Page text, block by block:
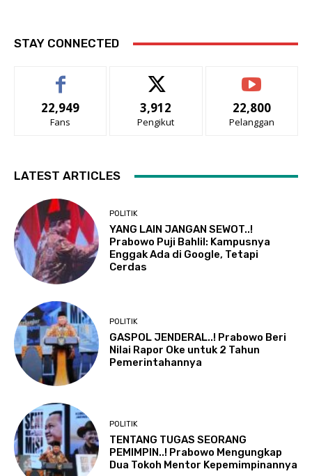
STAY CONNECTED
22,949
Fans
3,912
Pengikut
22,800
Pelanggan
LATEST ARTICLES
POLITIK
YANG LAIN JANGAN SEWOT..!
Prabowo Puji Bahlil: Kampusnya
Enggak Ada di Google, Tetapi
Cerdas
POLITIK
GASPOL JENDERAL..! Prabowo Beri
Nilai Rapor Oke untuk 2 Tahun
Pemerintahannya
POLITIK
TENTANG TUGAS SEORANG
PEMIMPIN..! Prabowo Mengungkap
Dua Tokoh Mentor Kepemimpinannya